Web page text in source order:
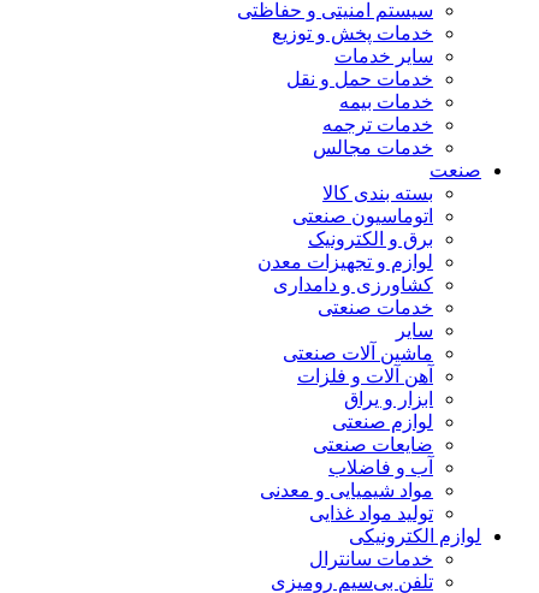
سیستم امنیتی و حفاظتی
خدمات پخش و توزیع
سایر خدمات
خدمات حمل و نقل
خدمات بیمه
خدمات ترجمه
خدمات مجالس
صنعت
بسته بندی کالا
اتوماسیون صنعتی
برق و الکترونیک
لوازم و تجهیزات معدن
کشاورزی و دامداری
خدمات صنعتی
سایر
ماشین آلات صنعتی
آهن آلات و فلزات
ابزار و یراق
لوازم صنعتی
ضایعات صنعتی
آب و فاضلاب
مواد شیمیایی و معدنی
تولید مواد غذایی
لوازم الکترونیکی
خدمات سانترال
تلفن بی‌سیم رومیزی